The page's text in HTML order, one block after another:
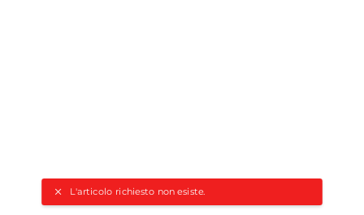
L'articolo richiesto non esiste.